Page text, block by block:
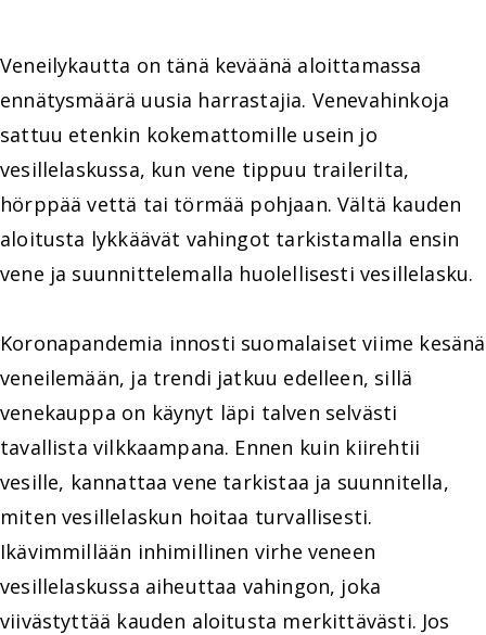
Veneilykautta on tänä keväänä aloittamassa
ennätysmäärä uusia harrastajia. Venevahinkoja
sattuu etenkin kokemattomille usein jo
vesillelaskussa, kun vene tippuu trailerilta,
hörppää vettä tai törmää pohjaan. Vältä kauden
aloitusta lykkäävät vahingot tarkistamalla ensin
vene ja suunnittelemalla huolellisesti vesillelasku.
Koronapandemia innosti suomalaiset viime kesänä
veneilemään, ja trendi jatkuu edelleen, sillä
venekauppa on käynyt läpi talven selvästi
tavallista vilkkaampana. Ennen kuin kiirehtii
vesille, kannattaa vene tarkistaa ja suunnitella,
miten vesillelaskun hoitaa turvallisesti.
Ikävimmillään inhimillinen virhe veneen
vesillelaskussa aiheuttaa vahingon, joka
viivästyttää kauden aloitusta merkittävästi. Jos